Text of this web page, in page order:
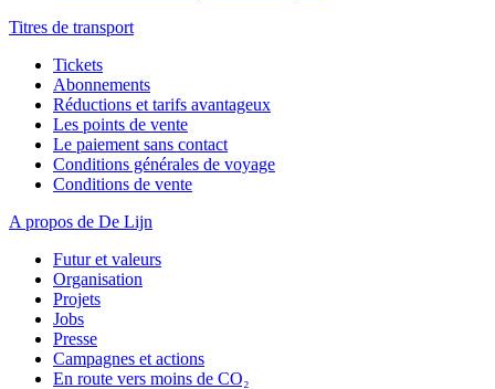
Titres de transport
Tickets
Abonnements
Réductions et tarifs avantageux
Les points de vente
Le paiement sans contact
Conditions générales de voyage
Conditions de vente
A propos de De Lijn
Futur et valeurs
Organisation
Projets
Jobs
Presse
Campagnes et actions
En route vers moins de CO₂